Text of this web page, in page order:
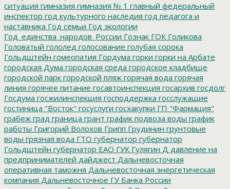
ситуация гимназия гимназия № 1 главный федеральный
инспектор год культурного наследия год педагога и
наставника Год семьи Год экологии
Год_единства_народов_России Гознак ГОК Голикова
Головатый гололед голосование голубая сорока
Гольдштейн гомеопатия Гордума горки горки на Арбате
городская Дума городская среда городское кладбище
городской парк городской пляж горячая вода горячая
линия горячее питание госавтоинспекция госархив госдолг
Госдума госжилинспекция господдержка госслужащие
гостиница "Восток" госуслуги госхакупки ГП "Фармация"
грабеж град граница грант график подвоза воды график
работы Григорий Волохов Грипп Грудинин грунтовые
воды грязная вода ГТО губернатор губернатор
Гольдштейн губернатор ЕАО ГУК Гулягин Д давление на
предпринимателей дайджест Дальневосточная
оперативная таможня Дальневосточная энергетическая
компания Дальневосточное ГУ Банка России